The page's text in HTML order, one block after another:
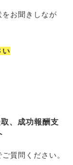
お聞きしなが
い
、成功報酬支
質問ください。